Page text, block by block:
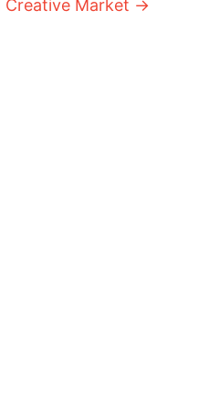
Market →